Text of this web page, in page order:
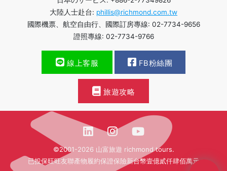
大陸人士赴台: phillis@richmond.com.tw
國際機票、航空自由行、國際訂房專線: 02-7734-9656
證照專線: 02-7734-9766
線上客服 FB粉絲團
旅遊攻略
©2001-2026 山富旅遊 richmond tours.
已投保旺旺友聯產物履約保證保險新台幣壹億貳仟肆佰萬元